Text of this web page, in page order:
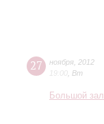
27 ноября 2012
19:00 Вт
Большой зал